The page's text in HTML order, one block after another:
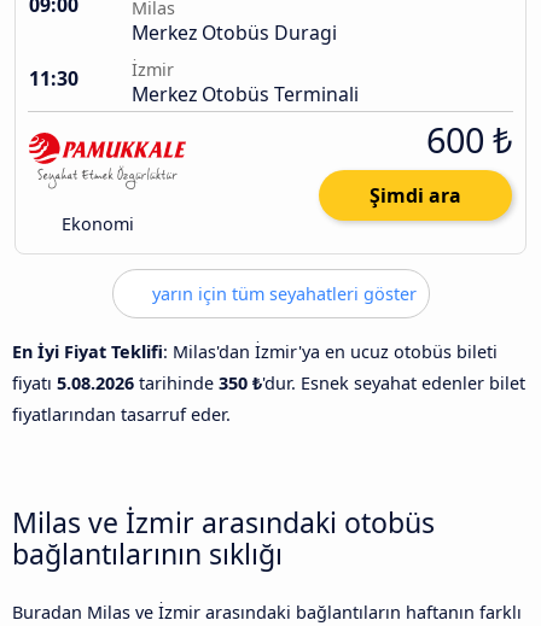
Milas
Merkez Otobüs Duragi
11:30
İzmir
Merkez Otobüs Terminali
Ekonomi
600 ₺
Şimdi ara
yarın için tüm seyahatleri göster
En İyi Fiyat Teklifi: Milas'dan İzmir'ya en ucuz otobüs bileti
fiyatı 5.08.2026 tarihinde 350 ₺'dur. Esnek seyahat edenler bilet
fiyatlarından tasarruf eder.
Milas ve İzmir arasındaki otobüs
bağlantılarının sıklığı
Buradan Milas ve İzmir arasındaki bağlantıların haftanın farklı